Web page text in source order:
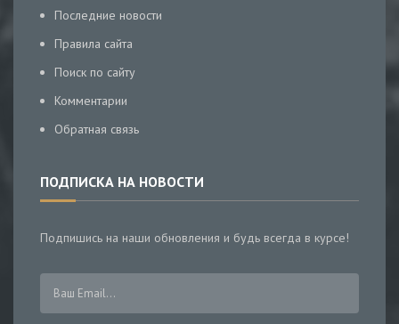
Последние новости
Правила сайта
Поиск по сайту
Комментарии
Обратная связь
ПОДПИСКА НА НОВОСТИ
Подпишись на наши обновления и будь всегда в курсе!